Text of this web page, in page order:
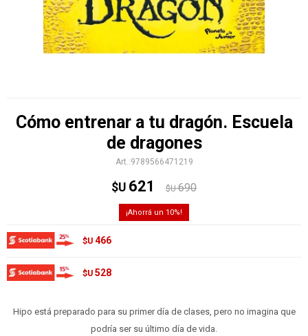
Cómo entrenar a tu dragón. Escuela
de dragones
9789566471219
$U 621 $U 690
10
$U 466
$U 528
Hipo está preparado para su primer día de clases, pero no imagina que
podría ser su último día de vida.